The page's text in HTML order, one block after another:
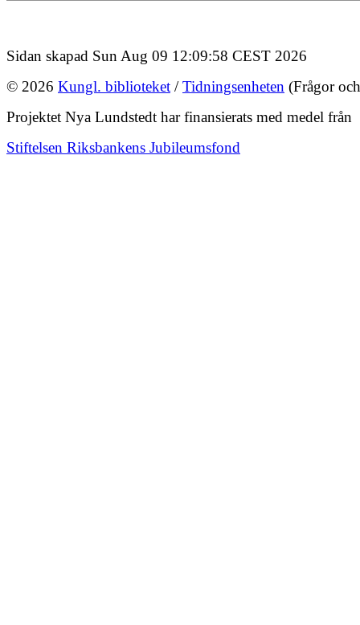
Sidan skapad Sun Aug 09 12:09:58 CEST 2026
© 2026 Kungl. biblioteket /Tidningsenheten (Frågor
Projektet Nya Lundstedt har finansierats med medel från
Stiftelsen Riksbankens Jubileumsfond